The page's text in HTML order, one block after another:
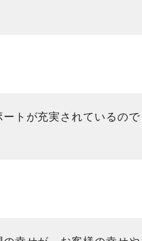
トが充実されているので